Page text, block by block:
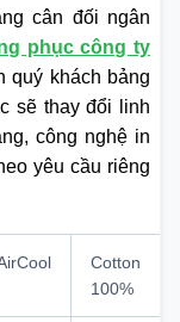
cân đối ngân
phục công ty
quý khách bảng
sẽ thay đổi linh
công nghệ in
yêu cầu riêng
Cotton
100%